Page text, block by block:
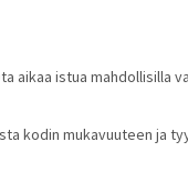
aikaa istua mahdollisilla
kodin mukavuuteen ja